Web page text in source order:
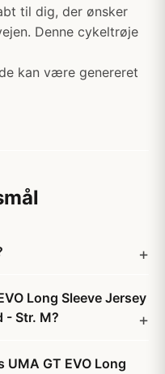
til dig, der ønsker
Denne cykeltrøje
kan være genereret
Long Sleeve Jersey
- Str. M?
GT EVO Long